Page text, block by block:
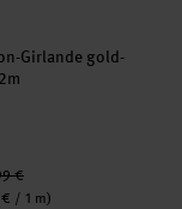
Girlande gold-
€
/ 1 m)